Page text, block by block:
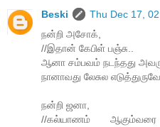
Beski
Thu Dec 17,
நன்றி அசோக்,
//இதான் கேபிள் பஞ்சு..
ஆனா சம்பவம் நடந்தது
நானாவது லேசுல
நன்றி ஜனா,
//கல்யாணம்